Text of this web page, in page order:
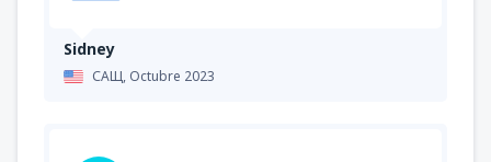
Sidney
САЩ, Octubre 2023